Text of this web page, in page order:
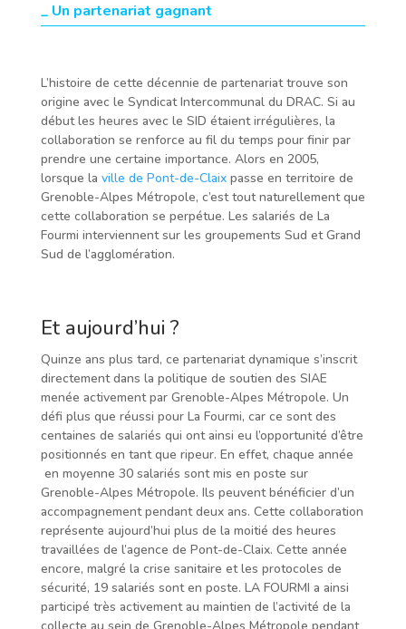
_ Un partenariat gagnant
L’histoire de cette décennie de partenariat trouve son
origine avec le Syndicat Intercommunal du DRAC. Si au
début les heures avec le SID étaient irrégulières, la
collaboration se renforce au fil du temps pour finir par
prendre une certaine importance. Alors en 2005,
lorsque la ville de Pont-de-Claix passe en territoire de
Grenoble-Alpes Métropole, c’est tout naturellement que
cette collaboration se perpétue. Les salariés de La
Fourmi interviennent sur les groupements Sud et Grand
Sud de l’agglomération.
Et aujourd’hui ?
Quinze ans plus tard, ce partenariat dynamique s’inscrit
directement dans la politique de soutien des SIAE
menée activement par Grenoble-Alpes Métropole. Un
défi plus que réussi pour La Fourmi, car ce sont des
centaines de salariés qui ont ainsi eu l’opportunité d’être
positionnés en tant que ripeur. En effet, chaque année
en moyenne 30 salariés sont mis en poste sur
Grenoble-Alpes Métropole. Ils peuvent bénéficier d’un
accompagnement pendant deux ans. Cette collaboration
représente aujourd’hui plus de la moitié des heures
travaillées de l’agence de Pont-de-Claix. Cette année
encore, malgré la crise sanitaire et les protocoles de
sécurité, 19 salariés sont en poste. LA FOURMI a ainsi
participé très activement au maintien de l’activité de la